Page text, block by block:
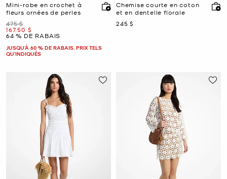
Mini-robe en crochet à
fleurs ornées de perles
était
475 $
maintenant
167.50 $
64 % DE RABAIS
JUSQU’À 60 % DE RABAIS. PRIX TELS
QU'INDIQUÉS
Chemise courte en coton
et en dentelle florale
maintenant
245 $